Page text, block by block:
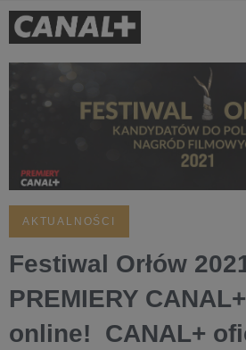
AKTUALNOŚCI
Festiwal Orłów
PREMIERY
online! CANAL+